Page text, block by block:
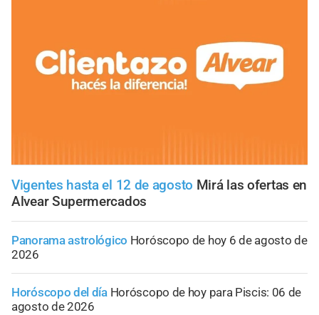
Vigentes hasta el 12 de agosto Mirá las ofertas en
Alvear Supermercados
Panorama astrológico Horóscopo de hoy 6 de agosto de
2026
Horóscopo del día Horóscopo de hoy para Piscis: 06 de
agosto de 2026